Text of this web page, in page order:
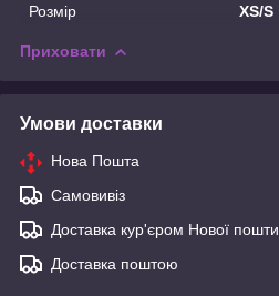
Розмір
XS/S
Приховати
Умови доставки
Нова Пошта
Самовивіз
Доставка кур'єром Нової пошти
Доставка поштою